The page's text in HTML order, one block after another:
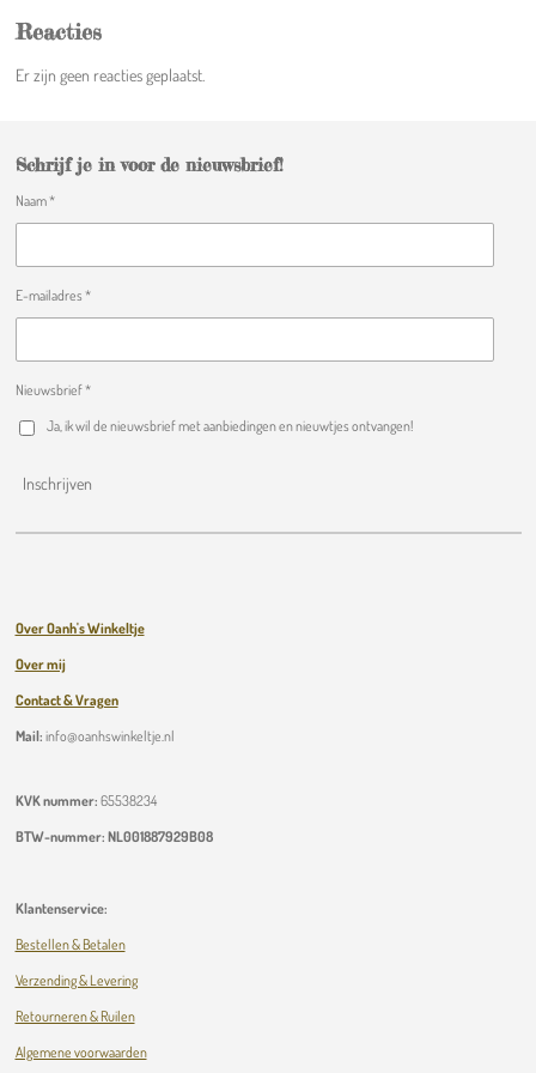
t
r
Reacties
Er zijn geen reacties geplaatst.
Schrijf je in voor de nieuwsbrief!
Naam *
E-mailadres *
Nieuwsbrief *
Ja, ik wil de nieuwsbrief met aanbiedingen en nieuwtjes ontvangen!
Inschrijven
Over Oanh's Winkeltje
Over mij
Contact & Vragen
Mail: info@oanhswinkeltje.nl
KVK nummer: 65538234
BTW-nummer: NL001887929B08
Klantenservice:
Bestellen & Betalen
Verzending & Levering
Retourneren & Ruilen
Algemene voorwaarden